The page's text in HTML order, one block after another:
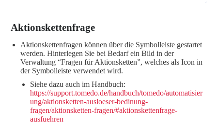
Aktionskettenfrage
Aktionskettenfragen können über die Symbolleiste gestartet
werden. Hinterlegen Sie bei Bedarf ein Bild in der
Verwaltung “Fragen für Aktionsketten”, welches als Icon in
der Symbolleiste verwendet wird.
Siehe dazu auch im Handbuch:
https://support.tomedo.de/handbuch/tomedo/automatisier
ung/aktionsketten-ausloeser-bedinung-
fragen/aktionsketten-fragen/#aktionskettenfrage-
ausfuehren